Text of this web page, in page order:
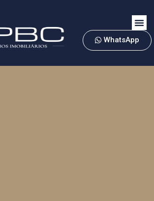
WhatsApp